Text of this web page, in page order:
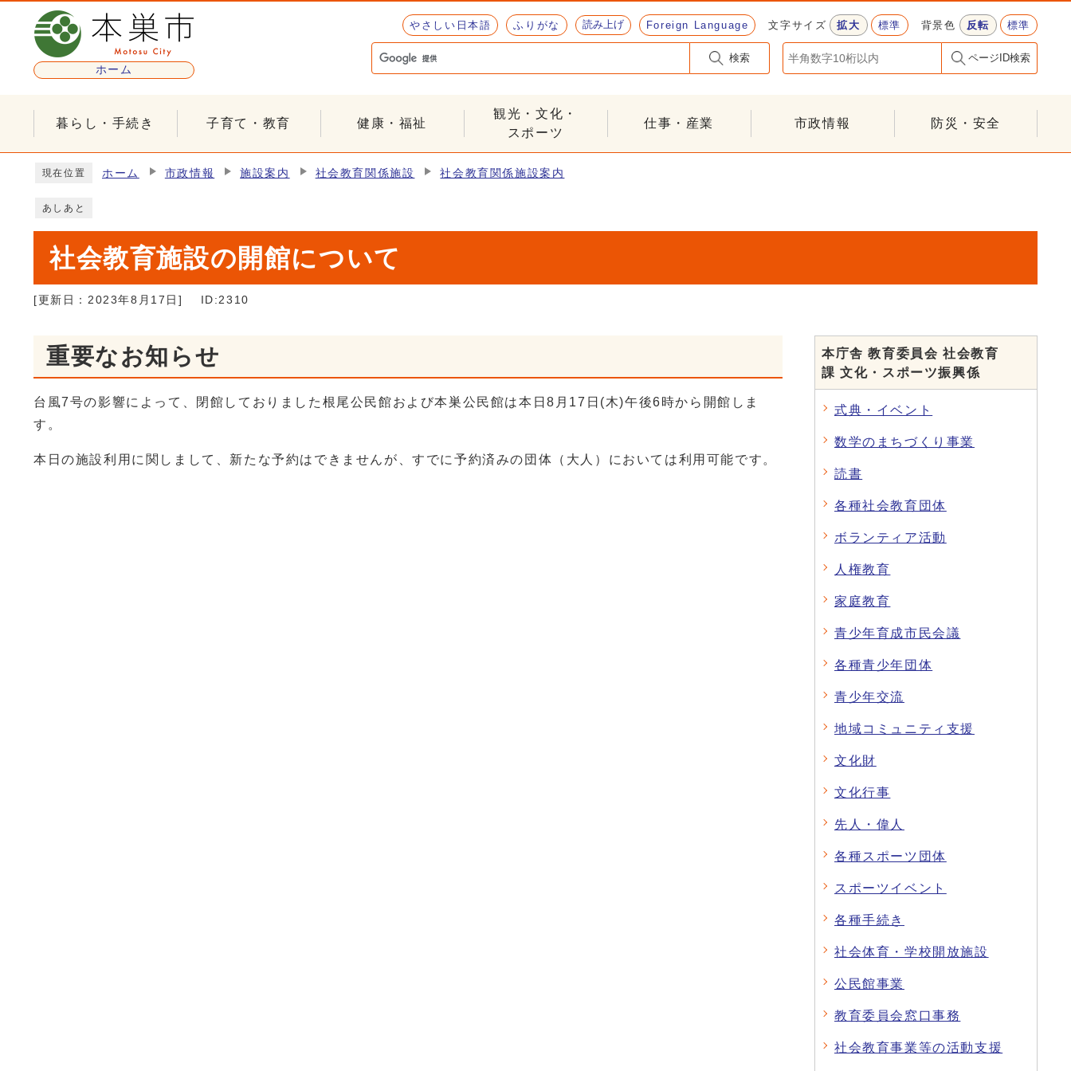
ページの先頭です
ホーム
やさしい日本語 ふりがな 読み上げ Foreign Language 文字サイズ 拡大 標準 背景色 反転 標準
検索 ページID検索
暮らし・手続き 子育て・教育 健康・福祉
観光・文化・
スポーツ
仕事・産業 市政情報 防災・安全
現在位置 ホーム 市政情報 施設案内 社会教育関係施設 社会教育関係施設案内
あしあと
社会教育施設の開館について
[更新日： 2023年8月17日 ] ID:2310
重要なお知らせ
台風7号の影響によって、閉館しておりました根尾公民館および本巣公民館は本日8月17日(木)午後6時から開館しま
す。
本日の施設利用に関しまして、新たな予約はできませんが、すでに予約済みの団体（大人）においては利用可能です。
本庁舎 教育委員会 社会教育
課 文化・スポーツ振興係
式典・イベント
数学のまちづくり事業
読書
各種社会教育団体
ボランティア活動
人権教育
家庭教育
青少年育成市民会議
各種青少年団体
青少年交流
地域コミュニティ支援
文化財
文化行事
先人・偉人
各種スポーツ団体
スポーツイベント
各種手続き
社会体育・学校開放施設
公民館事業
教育委員会窓口事務
社会教育事業等の活動支援